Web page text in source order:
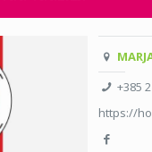
+385
https://